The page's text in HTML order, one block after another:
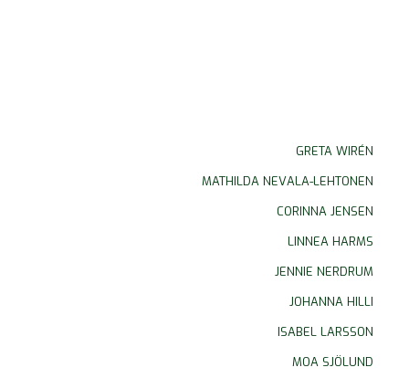
GRETA WIRÉN
MATHILDA NEVALA-LEHTONEN
CORINNA JENSEN
LINNEA HARMS
JENNIE NERDRUM
JOHANNA HILLI
ISABEL LARSSON
MOA SJÖLUND